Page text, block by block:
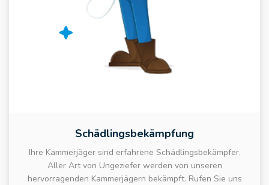
Schädlingsbekämpfung
Ihre Kammerjäger sind erfahrene Schädlingsbekämpfer.
Aller Art von Ungeziefer werden von unseren
hervorragenden Kammerjägern bekämpft. Rufen Sie uns